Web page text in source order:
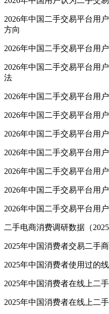
2026年中国二手交易平台用
方向
2026年中国二手交易平台用
2026年中国二手交易平台用
法
2026年中国二手交易平台用
2026年中国二手交易平台用
2026年中国二手交易平台用
2026年中国二手交易平台用
2026年中国二手交易平台用
2026年中国二手交易平台用
2026年中国二手交易平台用
二手电商消费调研数据（2025
2025年中国消费者交易二手
2025年中国消费者使用过的
2025年中国消费者在线上二
2025年中国消费者在线上二